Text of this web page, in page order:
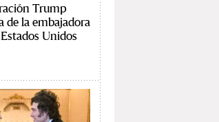
Trump
de la embajadora
Unidos